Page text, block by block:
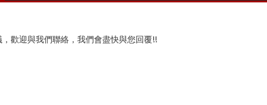
歡迎與我們聯絡，我們會盡快與您回覆!!